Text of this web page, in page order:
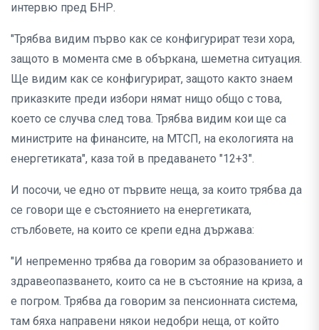
интервю пред БНР.
"Трябва видим първо как се конфигурират тези хора,
защото в момента сме в объркана, шеметна ситуация.
Ще видим как се конфигурират, защото както знаем
приказките преди избори нямат нищо общо с това,
което се случва след това. Трябва видим кои ще са
министрите на финансите, на МТСП, на екологията на
енергетиката", каза той в предаването "12+3".
И посочи, че едно от първите неща, за които трябва да
се говори ще е състоянието на енергетиката,
стълбовете, на които се крепи една държава:
"И непременно трябва да говорим за образованието и
здравеопазването, които са не в състояние на криза, а
е погром. Трябва да говорим за пенсионната система,
там бяха направени някои недобри неща, от който